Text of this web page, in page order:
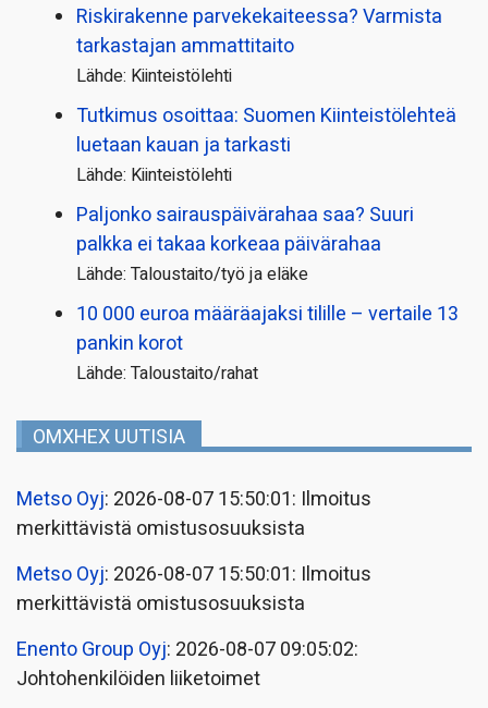
Riskirakenne parvekekaiteessa? Varmista
tarkastajan ammattitaito
Lähde: Kiinteistölehti
Tutkimus osoittaa: Suomen Kiinteistölehteä
luetaan kauan ja tarkasti
Lähde: Kiinteistölehti
Paljonko sairauspäivä­rahaa saa? Suuri
palkka ei takaa korkeaa päivärahaa
Lähde: Taloustaito/työ ja eläke
10 000 euroa määräajaksi tilille – vertaile 13
pankin korot
Lähde: Taloustaito/rahat
OMXHEX UUTISIA
Metso Oyj: 2026-08-07 15:50:01: Ilmoitus
merkittävistä omistusosuuksista
Metso Oyj: 2026-08-07 15:50:01: Ilmoitus
merkittävistä omistusosuuksista
Enento Group Oyj: 2026-08-07 09:05:02:
Johtohenkilöiden liiketoimet